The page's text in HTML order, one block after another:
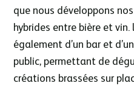
que nous développons
hybrides entre bière et
également d’un bar et
public, permettant de
créations brassées sur